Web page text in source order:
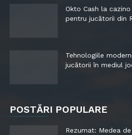
Okto Cash la
pentru jucătorii din
Tehnologiile
jucătorii în mediul
POSTĂRI POPULARE
Rezumat: Medea